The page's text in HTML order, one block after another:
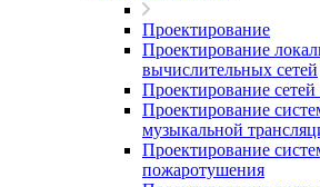
Проектирование
Проектирование
вычислительных сетей
Проектирование сетей
Проектирование
музыкальной
Проектирование
пожаротушения